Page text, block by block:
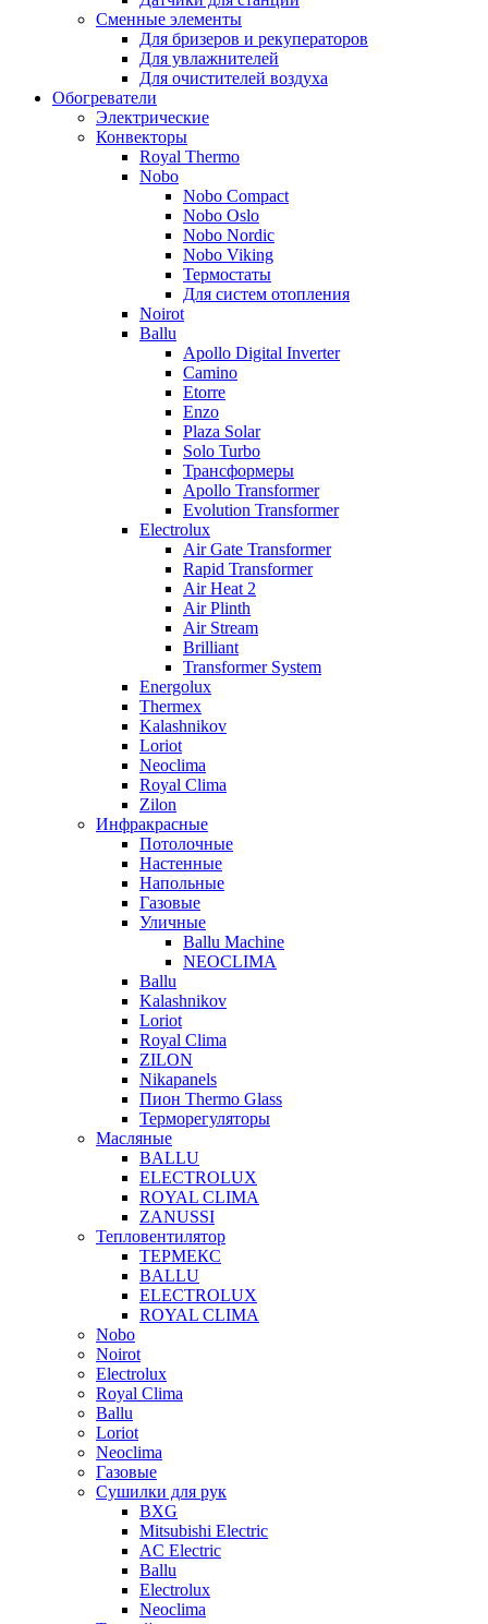
Сменные элементы
Для бризеров и рекуператоров
Для увлажнителей
Для очистителей воздуха
Обогреватели
Электрические
Конвекторы
Royal Thermo
Nobo
Nobo Compact
Nobo Oslo
Nobo Nordic
Nobo Viking
Термостаты
Для систем отопления
Noirot
Ballu
Apollo Digital Inverter
Camino
Etorre
Enzo
Plaza Solar
Solo Turbo
Трансформеры
Apollo Transformer
Evolution Transformer
Electrolux
Air Gate Transformer
Rapid Transformer
Air Heat 2
Air Plinth
Air Stream
Brilliant
Transformer System
Energolux
Тhermex
Kalashnikov
Loriot
Neoclima
Royal Clima
Zilon
Инфракрасные
Потолочные
Настенные
Напольные
Газовые
Уличные
Ballu Machine
NEOCLIMA
Ballu
Kalashnikov
Loriot
Royal Clima
ZILON
Nikapanels
Пион Thermo Glass
Терморегуляторы
Масляные
BALLU
ELECTROLUX
ROYAL CLIMA
ZANUSSI
Тепловентилятор
ТЕРМЕКС
BALLU
ELECTROLUX
ROYAL CLIMA
Nobo
Noirot
Electrolux
Royal Clima
Ballu
Loriot
Neoclima
Газовые
Сушилки для рук
BXG
Mitsubishi Electric
AC Electric
Ballu
Electrolux
Neoclima